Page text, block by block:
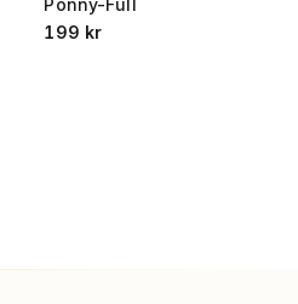
Ponny-Full
199 kr